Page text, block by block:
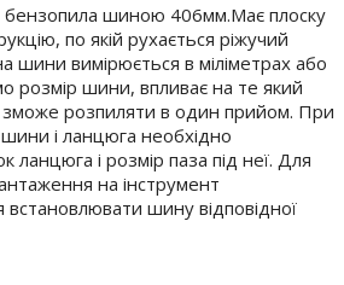
бензопила шиною 406мм.Має плоску
по якій рухається ріжучий
шини вимірюється в міліметрах або
розмір шини, впливає на те який
зможе розпиляти в один прийом. При
шини і ланцюга необхідно
ланцюга і розмір паза під неї. Для
на інструмент
шину відповідної